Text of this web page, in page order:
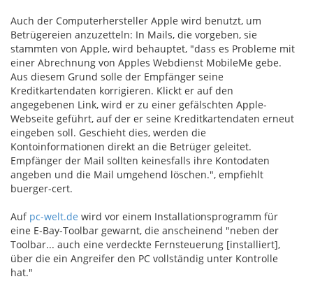
Auch der Computerhersteller Apple wird benutzt, um
Betrügereien anzuzetteln: In Mails, die vorgeben, sie
stammten von Apple, wird behauptet, "dass es Probleme mit
einer Abrechnung von Apples Webdienst MobileMe gebe.
Aus diesem Grund solle der Empfänger seine
Kreditkartendaten korrigieren. Klickt er auf den
angegebenen Link, wird er zu einer gefälschten Apple-
Webseite geführt, auf der er seine Kreditkartendaten erneut
eingeben soll. Geschieht dies, werden die
Kontoinformationen direkt an die Betrüger geleitet.
Empfänger der Mail sollten keinesfalls ihre Kontodaten
angeben und die Mail umgehend löschen.", empfiehlt
buerger-cert.
Auf pc-welt.de wird vor einem Installationsprogramm für
eine E-Bay-Toolbar gewarnt, die anscheinend "neben der
Toolbar... auch eine verdeckte Fernsteuerung [installiert],
über die ein Angreifer den PC vollständig unter Kontrolle
hat."